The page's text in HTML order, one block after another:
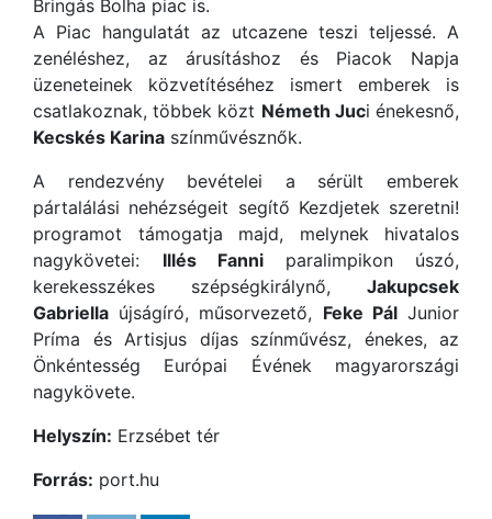
Bringás Bolha piac is.
A Piac hangulatát az utcazene teszi teljessé. A
zenéléshez, az árusításhoz és Piacok Napja
üzeneteinek közvetítéséhez ismert emberek is
csatlakoznak, többek közt Németh Juci énekesnő,
Kecskés Karina színművésznők.
A rendezvény bevételei a sérült emberek
pártalálási nehézségeit segítő Kezdjetek szeretni!
programot támogatja majd, melynek hivatalos
nagykövetei: Illés Fanni paralimpikon úszó,
kerekesszékes szépségkirálynő, Jakupcsek
Gabriella újságíró, műsorvezető, Feke PálJunior
Príma és Artisjus díjas színművész, énekes, az
Önkéntesség Európai Évének magyarországi
nagykövete.
Helyszín: Erzsébet tér
Forrás: port.hu